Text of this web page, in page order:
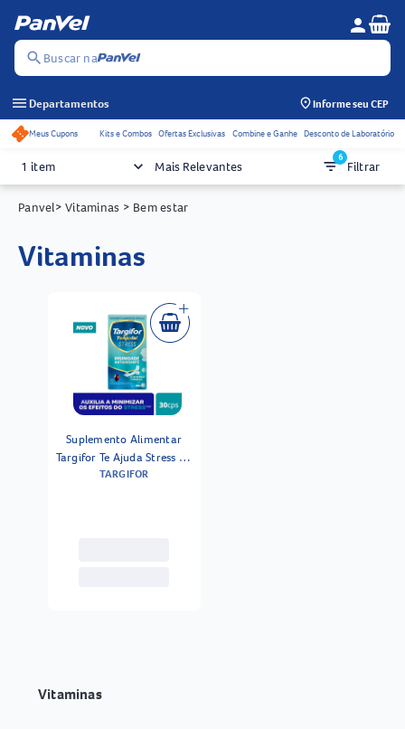
search Buscar na
Menu do
person
menu Departamentos Informe seu CEP
Acessos rápidos do cabeçalho
Meus Cupons Kits e Combos Ofertas Exclusivas Combine e Ganhe Desconto de Laboratório
1 item keyboard_arrow_down Mais Relevantes filter_list6
Filtrar
Panvel> Vitaminas > Bem estar
vitaminas
Suplemento Alimentar
Targifor Te Ajuda Stress 30
Cápsulas
TARGIFOR
Vitaminas